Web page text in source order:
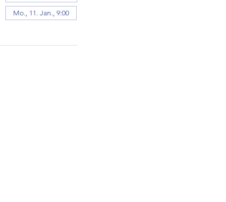
Mo., 11. Jan., 9:00